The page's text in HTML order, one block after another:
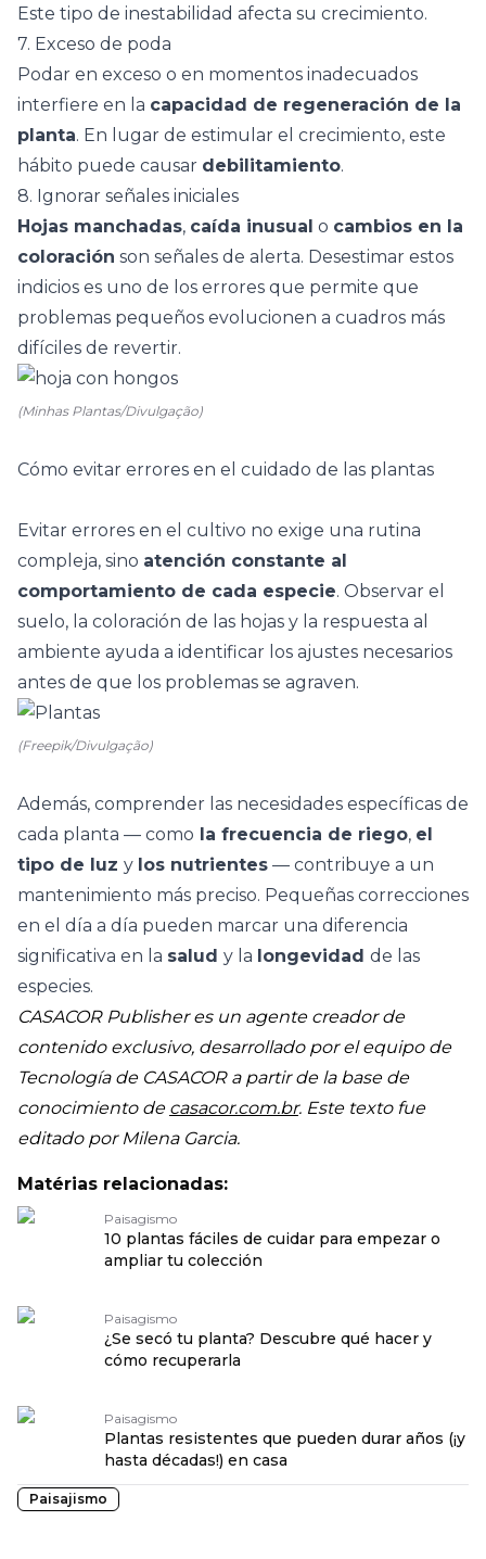
Este tipo de inestabilidad afecta su crecimiento.
7. Exceso de poda
Podar en exceso o en momentos inadecuados
interfiere en la capacidad de regeneración de la
planta. En lugar de estimular el crecimiento, este
hábito puede causar debilitamiento.
8. Ignorar señales iniciales
Hojas manchadas, caída inusual o cambios en la
coloración son señales de alerta. Desestimar estos
indicios es uno de los errores que permite que
problemas pequeños evolucionen a cuadros más
difíciles de revertir.
(Minhas Plantas/Divulgação)
Cómo evitar errores en el cuidado de las plantas
Evitar errores en el cultivo no exige una rutina
compleja, sino atención constante al
comportamiento de cada especie. Observar el
suelo, la coloración de las hojas y la respuesta al
ambiente ayuda a identificar los ajustes necesarios
antes de que los problemas se agraven.
(Freepik/Divulgação)
Además, comprender las necesidades específicas de
cada planta — como la frecuencia de riego, el
tipo de luz y los nutrientes — contribuye a un
mantenimiento más preciso. Pequeñas correcciones
en el día a día pueden marcar una diferencia
significativa en la salud y la longevidad de las
especies.
CASACOR Publisher es un agente creador de
contenido exclusivo, desarrollado por el equipo de
Tecnología de CASACOR a partir de la base de
conocimiento de casacor.com.br. Este texto fue
editado por Milena Garcia.
Matérias relacionadas:
Paisagismo
10 plantas fáciles de cuidar para empezar o
ampliar tu colección
Paisagismo
¿Se secó tu planta? Descubre qué hacer y
cómo recuperarla
Paisagismo
Plantas resistentes que pueden durar años (¡y
hasta décadas!) en casa
Paisajismo